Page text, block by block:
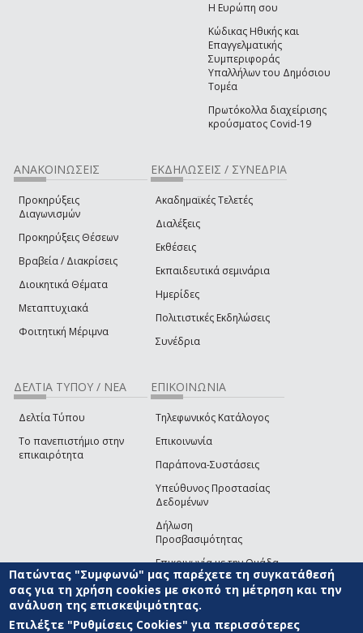
Η Ευρώπη σου
Κώδικας Ηθικής και
Επαγγελματικής
Συμπεριφοράς
Υπαλλήλων του Δημόσιου
Τομέα
Πρωτόκολλα διαχείρισης
κρούσματος Covid-19
ΑΝΑΚΟΙΝΩΣΕΙΣ
Προκηρύξεις
Διαγωνισμών
Προκηρύξεις Θέσεων
Βραβεία / Διακρίσεις
Διοικητικά Θέματα
Μεταπτυχιακά
Φοιτητική Μέριμνα
ΕΚΔΗΛΩΣΕΙΣ / ΣΥΝΕΔΡΙΑ
Ακαδημαϊκές Τελετές
Διαλέξεις
Εκθέσεις
Εκπαιδευτικά σεμινάρια
Ημερίδες
Πολιτιστικές Εκδηλώσεις
Συνέδρια
ΔΕΛΤΙΑ ΤΥΠΟΥ / ΝΕΑ
Δελτία Τύπου
Το πανεπιστήμιο στην
επικαιρότητα
ΕΠΙΚΟΙΝΩΝΙΑ
Τηλεφωνικός Κατάλογος
Επικοινωνία
Παράπονα-Συστάσεις
Υπεύθυνος Προστασίας
Δεδομένων
Δήλωση
Προσβασιμότητας
Επικοινωνία με την Ομάδα
Ανάπτυξης του site(link sends e-mail)
© ΠΑΝΕΠΙΣΤΗΜΙΟ ΑΙΓΑΙΟΥ ΟΡΟΙ ΧΡΗΣΗΣ
ΑΝΑΠΤΥΞΗΣ
Πατώντας "Συμφωνώ" μας παρέχετε τη συγκατάθεσή
σας για τη χρήση cookies με σκοπό τη μέτρηση και την
ανάλυση της επισκεψιμότητας.
Επιλέξτε "Ρυθμίσεις Cookies" για περισσότερες